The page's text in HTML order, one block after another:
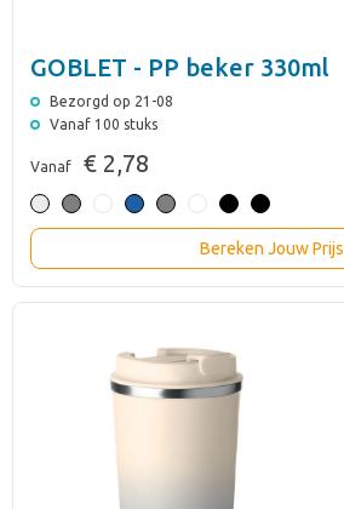
GOBLET - PP beker 330ml
Bezorgd op 21-08
Vanaf 100 stuks
Vanaf € 2,78
Bereken Jouw Prijs